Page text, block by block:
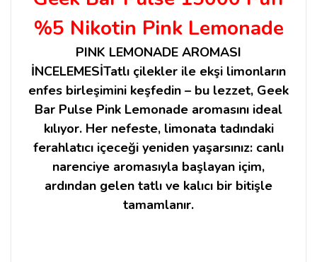
%5 Nikotin Pink Lemonade
PINK LEMONADE AROMASI
İNCELEMESİTatlı çilekler ile ekşi limonların
enfes birleşimini keşfedin – bu lezzet, Geek
Bar Pulse Pink Lemonade aromasını ideal
kılıyor. Her nefeste, limonata tadındaki
ferahlatıcı içeceği yeniden yaşarsınız: canlı
narenciye aromasıyla başlayan içim,
ardından gelen tatlı ve kalıcı bir bitişle
tamamlanır.